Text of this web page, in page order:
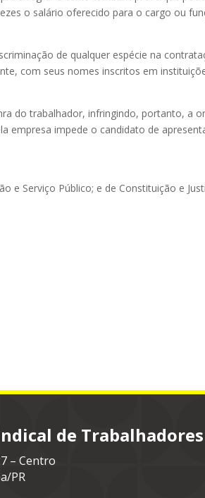
o salário oferecido para o cargo ou
de qualquer espécie na
com seus nomes inscritos em
do trabalhador, infringindo, portanto, a
empresa impede o candidato de
e Serviço Público; e de Constituição e
de
– Centro
PR